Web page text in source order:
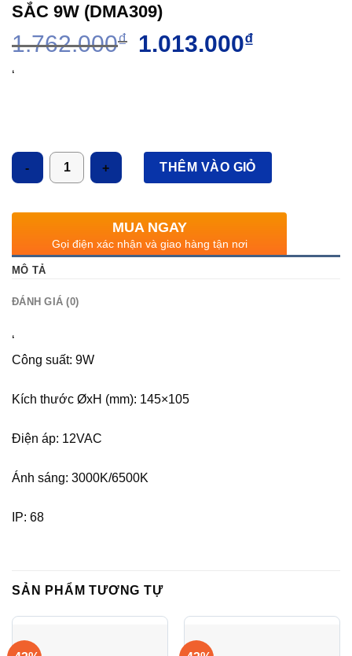
SẮC 9W (DMA309)
1.762.000₫
Giá
1.013.000₫
‘
Số lượng
THÊM VÀO GIỎ
MUA NGAY
Gọi điện xác nhận và giao hàng tận nơi
MÔ TẢ
ĐÁNH GIÁ (0)
‘
Công suất: 9W
Kích thước ØxH (mm): 145×105
Điện áp: 12VAC
Ánh sáng: 3000K/6500K
IP: 68
SẢN PHẨM TƯƠNG TỰ